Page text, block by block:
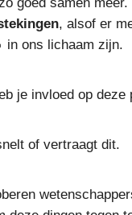
, alsof er
in ons lichaam zijn.
je invloed op deze
of vertraagt dit.